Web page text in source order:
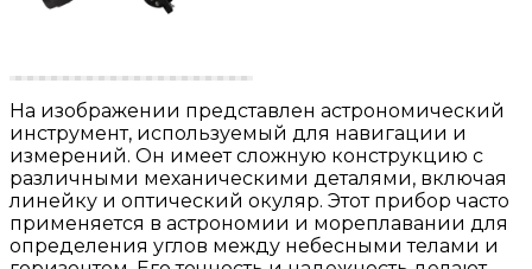
На изображении представлен астрономический
инструмент, используемый для навигации и
измерений. Он имеет сложную конструкцию с
различными механическими деталями, включая
линейку и оптический окуляр. Этот прибор часто
применяется в астрономии и мореплавании для
определения углов между небесными телами и